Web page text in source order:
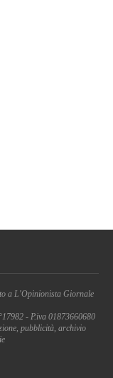
a L'Opinionista Giornale
- P.iva 01873660680
pubblicità, archivio